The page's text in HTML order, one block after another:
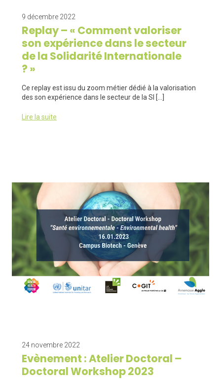
9 décembre 2022
Replay – « Comment valoriser
son expérience dans le secteur
de la Solidarité Internationale
? »
Ce replay est issu du zoom métier dédié à la valorisation
des son expérience dans le secteur de la SI […]
Lire la suite
24 novembre 2022
Evènement : Atelier Doctoral –
Doctoral Workshop 2023